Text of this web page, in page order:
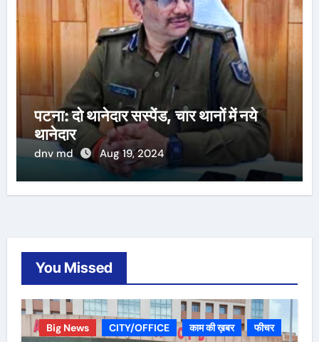
पटना: दो थानेदार सस्पेंड, चार थानों में नये
थानेदार
dnv md Aug 19, 2024
You Missed
Big News CITY/OFFICE काम की ख़बर फीचर